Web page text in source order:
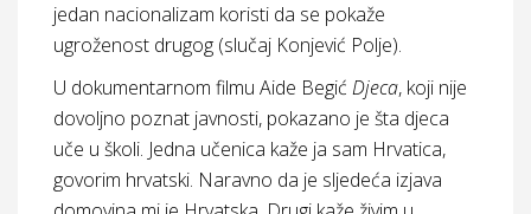
jedan nacionalizam koristi da se pokaže
ugroženost drugog (slučaj Konjević Polje).
U dokumentarnom filmu Aide Begić Djeca, koji nije
dovoljno poznat javnosti, pokazano je šta djeca
uče u školi. Jedna učenica kaže ja sam Hrvatica,
govorim hrvatski. Naravno da je sljedeća izjava